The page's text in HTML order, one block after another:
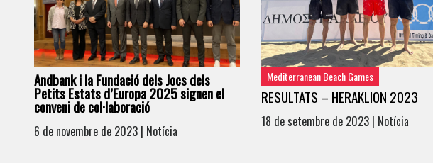
Andbank i la Fundació dels Jocs dels
Petits Estats d’Europa 2025 signen el
conveni de col·laboració
6 de novembre de 2023 | Notícia
Mediterranean Beach Games
RESULTATS – HERAKLION 2023
18 de setembre de 2023 | Notícia